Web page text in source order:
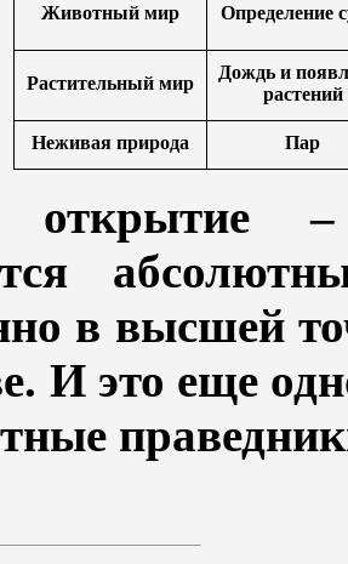
Животный мир Определение
Растительный мир
Дождь и
растений
Неживая природа Пар
открытие
в высшей
И это еще